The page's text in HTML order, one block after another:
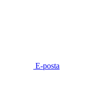
E-posta